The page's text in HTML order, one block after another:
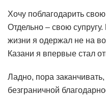
Хочу поблагодарить
Отдельно – свою
жизни я одержал не на
Казани я впервые стал
Ладно, пора
безграничной